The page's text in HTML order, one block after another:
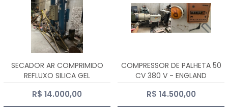
SECADOR AR COMPRIMIDO
REFLUXO SILICA GEL
R$ 14.000,00
COMPRESSOR DE PALHETA 50
CV 380 V - ENGLAND
R$ 14.500,00